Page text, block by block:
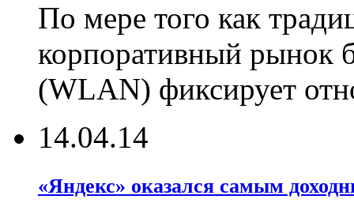
По мере того как
корпоративный рынок
(WLAN) фиксирует
14.04.14
«Яндекс» оказался самым